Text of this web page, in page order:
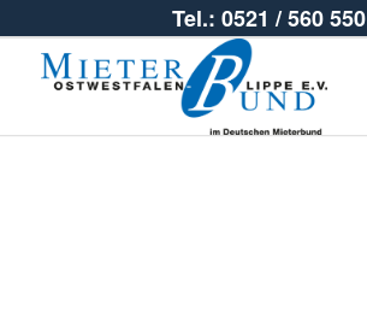
Tel.: 0521 / 560 550